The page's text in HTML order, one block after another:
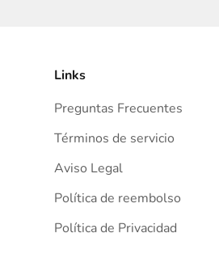
Links
Preguntas Frecuentes
Términos de servicio
Aviso Legal
Política de reembolso
Política de Privacidad